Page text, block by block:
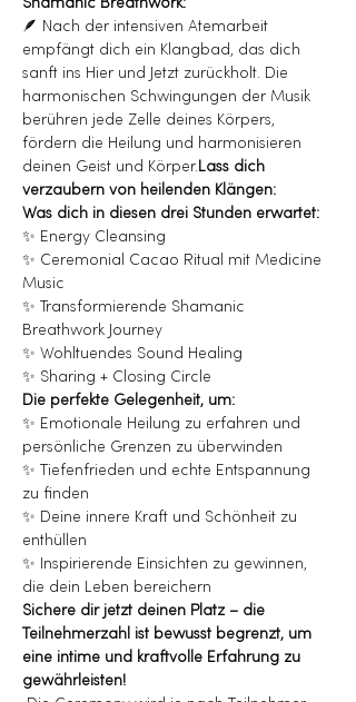
Shamanic Breathwork:
🪶 Nach der intensiven Atemarbeit
empfängt dich ein Klangbad, das dich
sanft ins Hier und Jetzt zurückholt. Die
harmonischen Schwingungen der Musik
berühren jede Zelle deines Körpers,
fördern die Heilung und harmonisieren
deinen Geist und Körper.Lass dich
verzaubern von heilenden Klängen:
Was dich in diesen drei Stunden erwartet:
✨ Energy Cleansing
✨ Ceremonial Cacao Ritual mit Medicine
Music
✨ Transformierende Shamanic
Breathwork Journey
✨ Wohltuendes Sound Healing
✨ Sharing + Closing Circle
Die perfekte Gelegenheit, um:
✨ Emotionale Heilung zu erfahren und
persönliche Grenzen zu überwinden
✨ Tiefenfrieden und echte Entspannung
zu finden
✨ Deine innere Kraft und Schönheit zu
enthüllen
✨ Inspirierende Einsichten zu gewinnen,
die dein Leben bereichern
Sichere dir jetzt deinen Platz – die
Teilnehmerzahl ist bewusst begrenzt, um
eine intime und kraftvolle Erfahrung zu
gewährleisten!